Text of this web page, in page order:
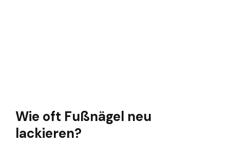
Wie oft Fußnägel neu
lackieren?